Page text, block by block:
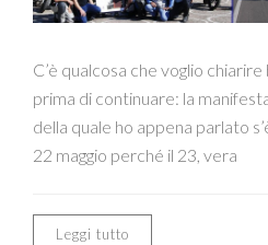
C’è qualcosa che voglio chiarire
prima di continuare: la
della quale ho appena parlato
22 maggio perché il 23, vera
Leggi tutto